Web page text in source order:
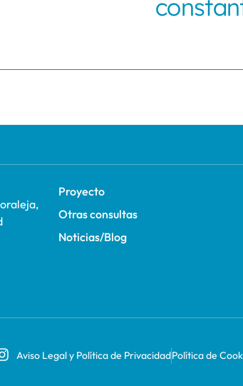
Proyecto
Otras consultas
Noticias/Blog
I
Aviso Legal y Política de PrivacidadPolítica de